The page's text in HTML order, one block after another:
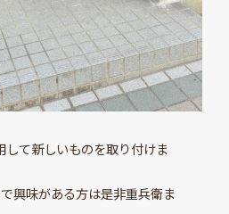
て新しいものを取り付けま
興味がある方は是非重兵衛ま